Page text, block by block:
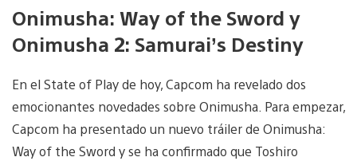
Onimusha: Way of the Sword y
Onimusha 2: Samurai’s Destiny
En el State of Play de hoy, Capcom ha revelado dos
emocionantes novedades sobre Onimusha. Para empezar,
Capcom ha presentado un nuevo tráiler de Onimusha:
Way of the Sword y se ha confirmado que Toshiro